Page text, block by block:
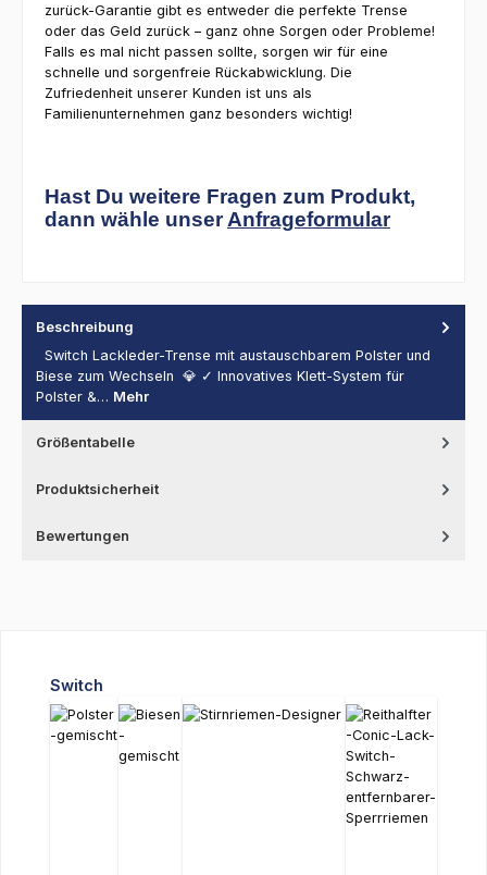
zurück-Garantie gibt es entweder die perfekte Trense
oder das Geld zurück – ganz ohne Sorgen oder Probleme!
Falls es mal nicht passen sollte, sorgen wir für eine
schnelle und sorgenfreie Rückabwicklung. Die
Zufriedenheit unserer Kunden ist uns als
Familienunternehmen ganz besonders wichtig!
Hast Du weitere Fragen zum Produkt,
dann wähle unserAnfrageformular
Beschreibung
Switch Lackleder-Trense mit austauschbarem Polster und
Biese zum Wechseln 💎 ✓ Innovatives Klett-System für
Polster &… Mehr
Größentabelle
Produktsicherheit
Bewertungen
Produktgalerie überspringen
Switch